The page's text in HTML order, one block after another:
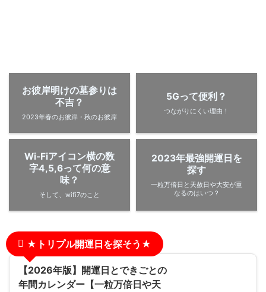
お彼岸明けの墓参りは
不吉？
2023年春のお彼岸・秋のお彼岸
5Gって便利？
つながりにくい理由！
Wi-Fiアイコン横の数
字4,5,6って何の意
味？
そして、wifi7のこと
2023年最強開運日を
探す
一粒万倍日と天赦日や大安が重
なるのはいつ？
★トリプル開運日を探そう★
【2026年版】開運日とできごとの
年間カレンダー【一粒万倍日や天